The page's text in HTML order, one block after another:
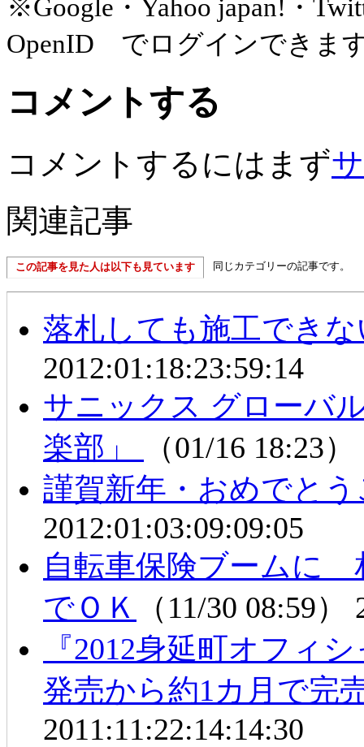
※Google・Yahoo japan!・
OpenID でログインできま
コメントする
コメントするにはまず
関連記事
この記事を見た人は以下も見ています 同じカテゴリーの記事です。
落札しても施工でき
2012:01:18:23:59:14
サニックス グローバ
楽部」
（01/16 18:23）
謹賀新年・おめでと
2012:01:03:09:09:05
自転車保険ブームに
でＯＫ
（11/30 08:59）
『2012身延町オフィ
発売から約1カ月で完
2011:11:22:14:14:30